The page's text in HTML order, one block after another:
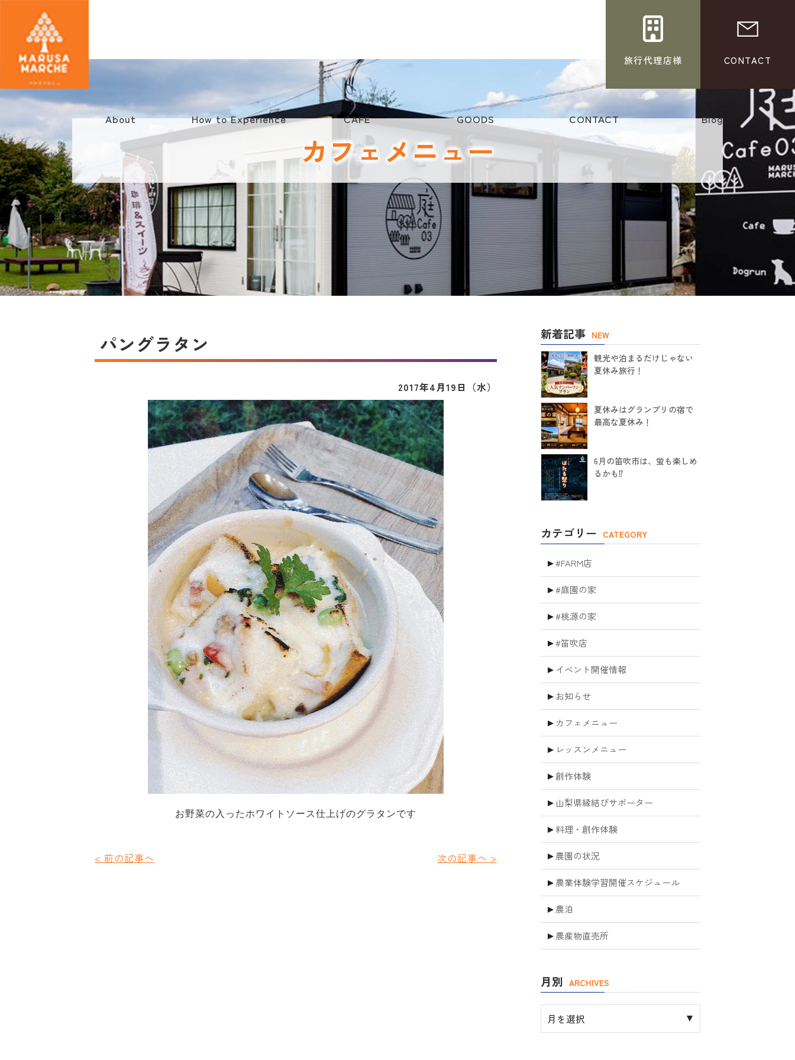
旅行代理店様 CONTACT
About How to Experience CAFE GOODS CONTACT Blog
カフェメニュー
パングラタン
2017年4月19日（水）
お野菜の入ったホワイトソース仕上げのグラタンです
< 前の記事へ 次の記事へ >
新着記事 NEW
観光や泊まるだけじゃない
夏休み旅行！
夏休みはグランプリの宿で
最高な夏休み！
6月の笛吹市は、蛍も楽しめ
るかも⁉️
カテゴリー CATEGORY
#FARM店
#庭園の家
#桃源の家
#笛吹店
イベント開催情報
お知らせ
カフェメニュー
レッスンメニュー
創作体験
山梨県縁結びサポーター
料理・創作体験
農園の状況
農業体験学習開催スケジュール
農泊
農産物直売所
月別 ARCHIVES